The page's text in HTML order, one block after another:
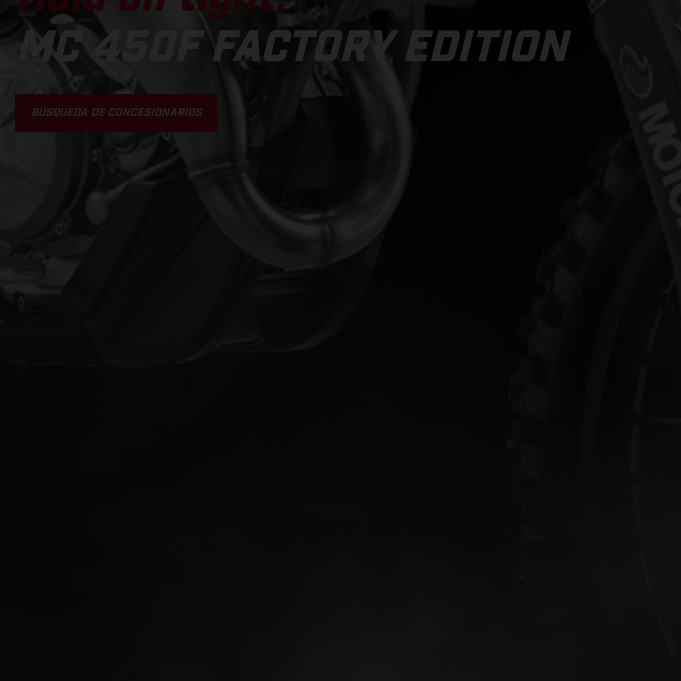
MC 450F FACTORY EDITION
BÚSQUEDA DE CONCESIONARIOS